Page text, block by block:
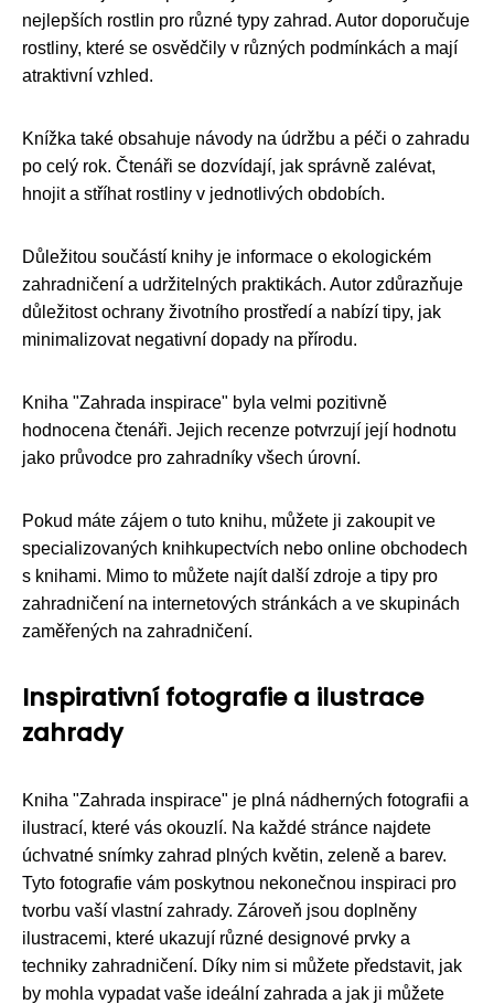
nejlepších rostlin pro různé typy zahrad. Autor doporučuje
rostliny, které se osvědčily v různých podmínkách a mají
atraktivní vzhled.
Knížka také obsahuje návody na údržbu a péči o zahradu
po celý rok. Čtenáři se dozvídají, jak správně zalévat,
hnojit a stříhat rostliny v jednotlivých obdobích.
Důležitou součástí knihy je informace o ekologickém
zahradničení a udržitelných praktikách. Autor zdůrazňuje
důležitost ochrany životního prostředí a nabízí tipy, jak
minimalizovat negativní dopady na přírodu.
Kniha "Zahrada inspirace" byla velmi pozitivně
hodnocena čtenáři. Jejich recenze potvrzují její hodnotu
jako průvodce pro zahradníky všech úrovní.
Pokud máte zájem o tuto knihu, můžete ji zakoupit ve
specializovaných knihkupectvích nebo online obchodech
s knihami. Mimo to můžete najít další zdroje a tipy pro
zahradničení na internetových stránkách a ve skupinách
zaměřených na zahradničení.
Inspirativní fotografie a ilustrace
zahrady
Kniha "Zahrada inspirace" je plná nádherných fotografii a
ilustrací, které vás okouzlí. Na každé stránce najdete
úchvatné snímky zahrad plných květin, zeleně a barev.
Tyto fotografie vám poskytnou nekonečnou inspiraci pro
tvorbu vaší vlastní zahrady. Zároveň jsou doplněny
ilustracemi, které ukazují různé designové prvky a
techniky zahradničení. Díky nim si můžete představit, jak
by mohla vypadat vaše ideální zahrada a jak ji můžete